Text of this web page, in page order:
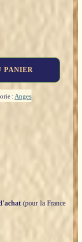
PANIER
:Anges
(pour la France